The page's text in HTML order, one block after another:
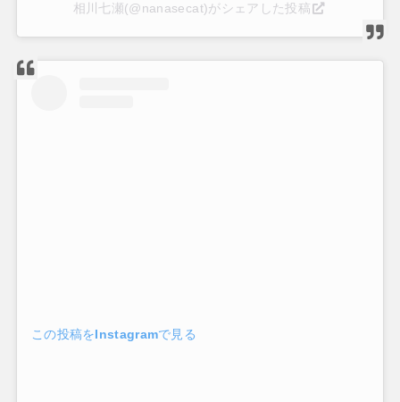
相川七瀬(@nanasecat)がシェアした投稿
この投稿をInstagramで見る